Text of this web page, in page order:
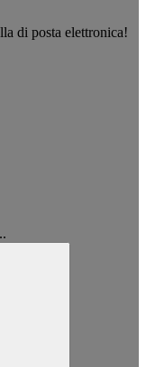
di posta elettronica!